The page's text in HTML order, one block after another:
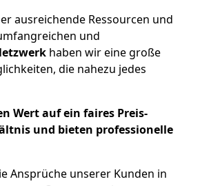
ausreichende Ressourcen und
und
haben wir eine große
die nahezu jedes
Wert auf ein faires Preis-
und bieten professionelle
Ansprüche unserer Kunden in